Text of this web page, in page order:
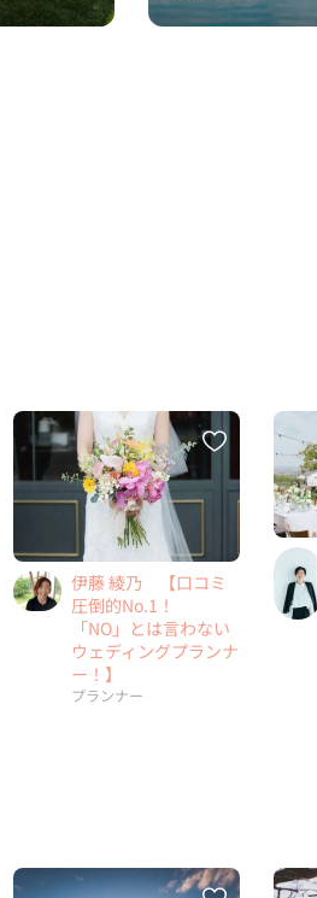
伊藤 綾乃 【口コミ
圧倒的No.1！
「NO」とは言わない
ウェディングプランナ
ー！】
プランナー